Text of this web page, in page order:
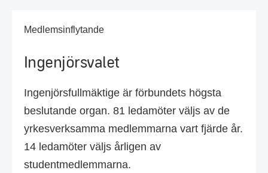
Medlemsinflytande
Ingenjörsvalet
Ingenjörsfullmäktige är förbundets högsta
beslutande organ. 81 ledamöter väljs av de
yrkesverksamma medlemmarna vart fjärde år.
14 ledamöter väljs årligen av
studentmedlemmarna.